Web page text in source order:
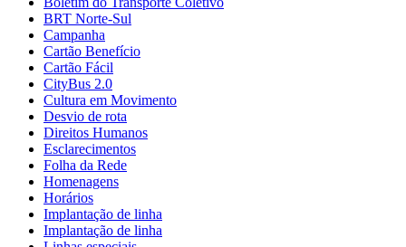
BRT Norte-Sul
Campanha
Cartão Benefício
Cartão Fácil
CityBus 2.0
Cultura em Movimento
Desvio de rota
Direitos Humanos
Esclarecimentos
Folha da Rede
Homenagens
Horários
Implantação de linha
Implantação de linha